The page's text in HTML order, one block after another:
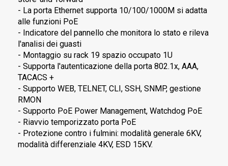
- La porta Ethernet supporta 10/100/1000M si adatta
alle funzioni PoE
- Indicatore del pannello che monitora lo stato e rileva
l'analisi dei guasti
- Montaggio su rack 19 spazio occupato 1U
- Supporta l'autenticazione della porta 802.1x, AAA,
TACACS +
- Supporto WEB, TELNET, CLI, SSH, SNMP, gestione
RMON
- Supporto PoE Power Management, Watchdog PoE
- Riavvio temporizzato porta PoE
- Protezione contro i fulmini: modalità generale 6KV,
modalità differenziale 4KV, ESD 15KV.